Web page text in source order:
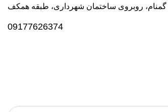
گمنام، روبروی ساختمان شهرداری، طبقه همکف
09177626374